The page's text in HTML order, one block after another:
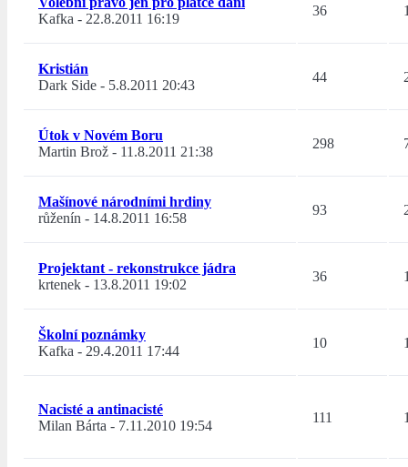
Kafka - 22.8.2011 16:19
36
Kristián
Dark Side - 5.8.2011 20:43
44
Útok v Novém Boru
Martin Brož - 11.8.2011 21:38
298
Mašínové národními hrdiny
růženín - 14.8.2011 16:58
93
Projektant - rekonstrukce jádra
krtenek - 13.8.2011 19:02
36
Školní poznámky
Kafka - 29.4.2011 17:44
10
Nacisté a antinacisté
Milan Bárta - 7.11.2010 19:54
111